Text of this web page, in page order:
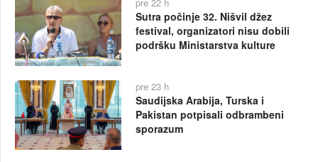
Sutra počinje 32. Nišvil džez
festival, organizatori nisu dobili
podršku Ministarstva kulture
pre 23 h
Saudijska Arabija, Turska i
Pakistan potpisali odbrambeni
sporazum